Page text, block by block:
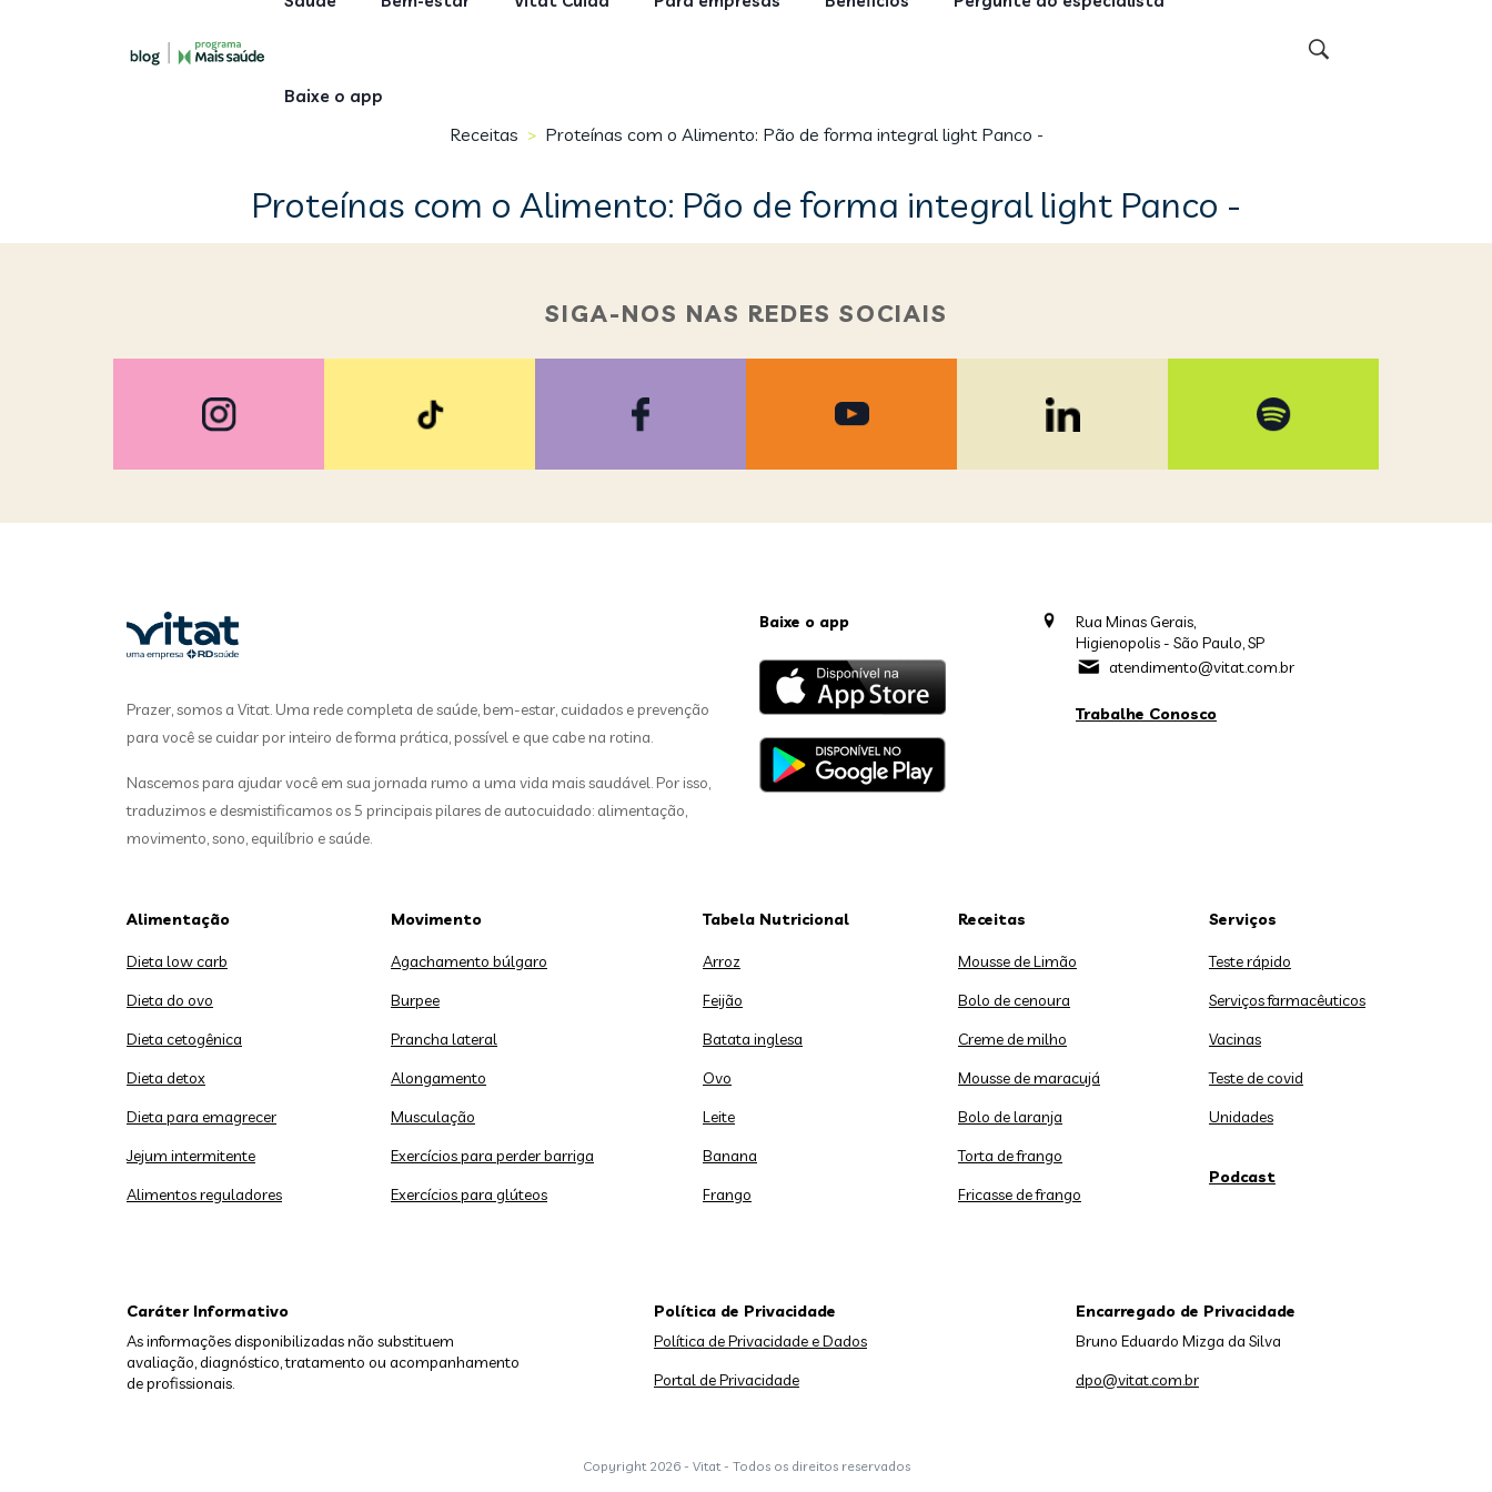
Baixe o app
Receitas > Proteínas com o Alimento: Pão de forma integral light Panco -
Proteínas com o Alimento: Pão de forma integral light Panco -
SIGA-NOS NAS REDES SOCIAIS
Prazer, somos a Vitat. Uma rede completa de saúde, bem-estar, cuidados e prevenção
para você se cuidar por inteiro de forma prática, possível e que cabe na rotina.
Nascemos para ajudar você em sua jornada rumo a uma vida mais saudável. Por isso,
traduzimos e desmistificamos os 5 principais pilares de autocuidado: alimentação,
movimento, sono, equilíbrio e saúde.
Baixe o app
Rua Minas Gerais,
Higienopolis - São Paulo, SP
atendimento@vitat.com.br
Trabalhe Conosco
Alimentação
Dieta low carb
Dieta do ovo
Dieta cetogênica
Dieta detox
Dieta para emagrecer
Jejum intermitente
Alimentos reguladores
Movimento
Agachamento búlgaro
Burpee
Prancha lateral
Alongamento
Musculação
Exercícios para perder barriga
Exercícios para glúteos
Tabela Nutricional
Arroz
Feijão
Batata inglesa
Ovo
Leite
Banana
Frango
Receitas
Mousse de Limão
Bolo de cenoura
Creme de milho
Mousse de maracujá
Bolo de laranja
Torta de frango
Fricasse de frango
Serviços
Teste rápido
Serviços farmacêuticos
Vacinas
Teste de covid
Unidades
Podcast
Caráter Informativo
As informações disponibilizadas não substituem
avaliação, diagnóstico, tratamento ou acompanhamento
de profissionais.
Política de Privacidade
Política de Privacidade e Dados
Portal de Privacidade
Encarregado de Privacidade
Bruno Eduardo Mizga da Silva
dpo@vitat.com.br
Copyright 2026 - Vitat - Todos os direitos reservados